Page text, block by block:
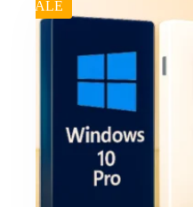
SALE